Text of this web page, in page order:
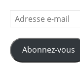
Adresse
e-
mail
Abonnez-vous